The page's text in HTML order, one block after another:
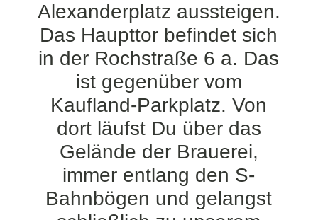
Alexanderplatz aussteigen.
Das Haupttor befindet sich
in der Rochstraße 6 a. Das
ist gegenüber vom
Kaufland-Parkplatz. Von
dort läufst Du über das
Gelände der Brauerei,
immer entlang den S-
Bahnbögen und gelangst